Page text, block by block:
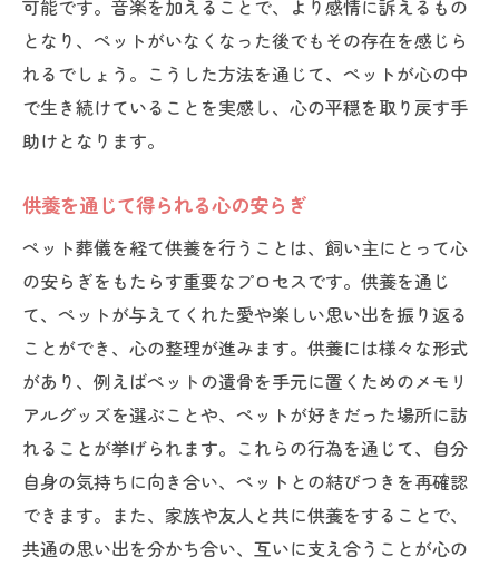
可能です。音楽を加えることで、より感情に訴えるもの
となり、ペットがいなくなった後でもその存在を感じら
れるでしょう。こうした方法を通じて、ペットが心の中
で生き続けていることを実感し、心の平穏を取り戻す手
助けとなります。
供養を通じて得られる心の安らぎ
ペット葬儀を経て供養を行うことは、飼い主にとって心
の安らぎをもたらす重要なプロセスです。供養を通じ
て、ペットが与えてくれた愛や楽しい思い出を振り返る
ことができ、心の整理が進みます。供養には様々な形式
があり、例えばペットの遺骨を手元に置くためのメモリ
アルグッズを選ぶことや、ペットが好きだった場所に訪
れることが挙げられます。これらの行為を通じて、自分
自身の気持ちに向き合い、ペットとの結びつきを再確認
できます。また、家族や友人と共に供養をすることで、
共通の思い出を分かち合い、互いに支え合うことが心の